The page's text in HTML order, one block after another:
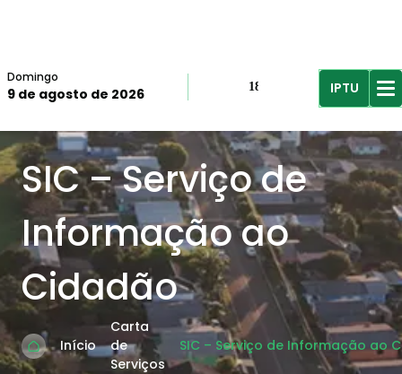
Domingo
9 de agosto de 2026 18º
R$61,96IPTU
SIC – Serviço de
Informação ao
Cidadão
Início
Carta
de
Serviços
SIC – Serviço de Informação ao